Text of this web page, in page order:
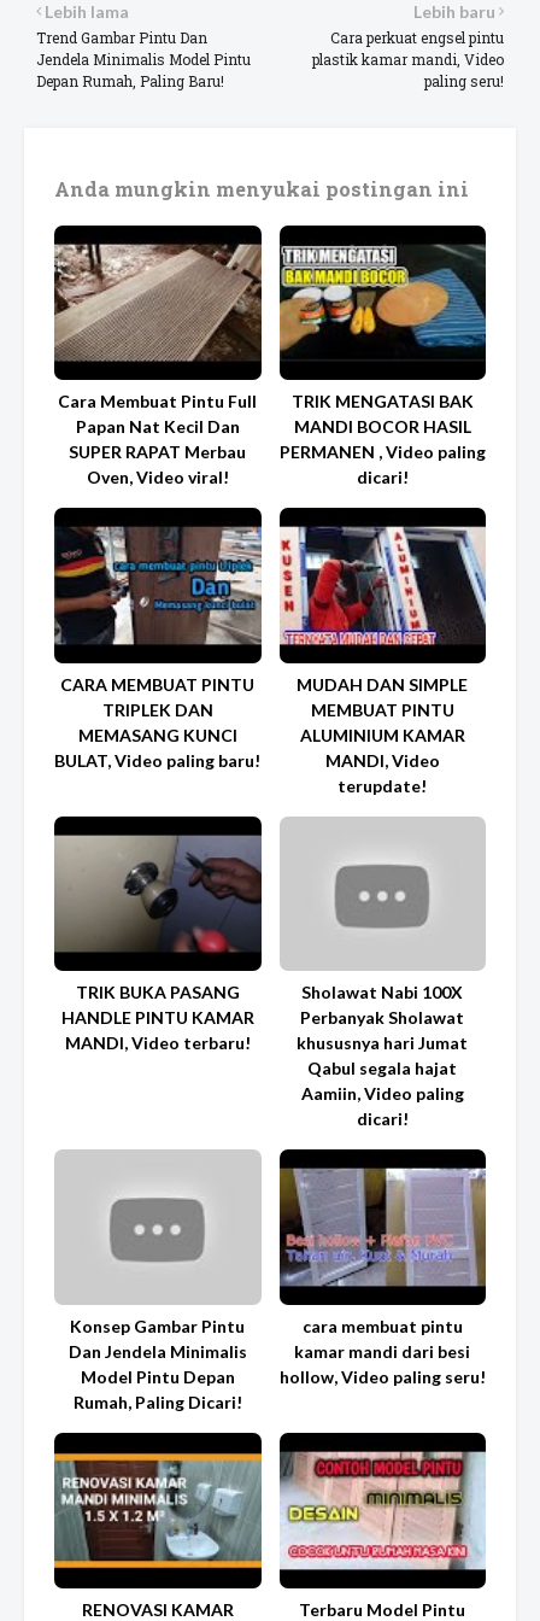
Lebih baru
Cara perkuat engsel pintu
plastik kamar mandi, Video
paling seru!
Lebih lama
Trend Gambar Pintu Dan
Jendela Minimalis Model Pintu
Depan Rumah, Paling Baru!
Anda mungkin menyukai postingan ini
Cara Membuat Pintu Full
Papan Nat Kecil Dan
SUPER RAPAT Merbau
Oven, Video viral!
TRIK MENGATASI BAK
MANDI BOCOR HASIL
PERMANEN , Video paling
dicari!
CARA MEMBUAT PINTU
TRIPLEK DAN
MEMASANG KUNCI
BULAT, Video paling baru!
MUDAH DAN SIMPLE
MEMBUAT PINTU
ALUMINIUM KAMAR
MANDI, Video
terupdate!
TRIK BUKA PASANG
HANDLE PINTU KAMAR
MANDI, Video terbaru!
Sholawat Nabi 100X
Perbanyak Sholawat
khususnya hari Jumat
Qabul segala hajat
Aamiin, Video paling
dicari!
Konsep Gambar Pintu
Dan Jendela Minimalis
Model Pintu Depan
Rumah, Paling Dicari!
cara membuat pintu
kamar mandi dari besi
hollow, Video paling seru!
RENOVASI KAMAR
Terbaru Model Pintu